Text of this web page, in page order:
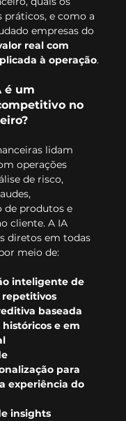
práticos, e como a
empresas do
real com
à operação.
é um
no
lidam
operações
de risco,
de produtos e
cliente. A IA
diretos em todas
meio de:
inteligente de
repetitivos
baseada
e em
para
experiência do
insights